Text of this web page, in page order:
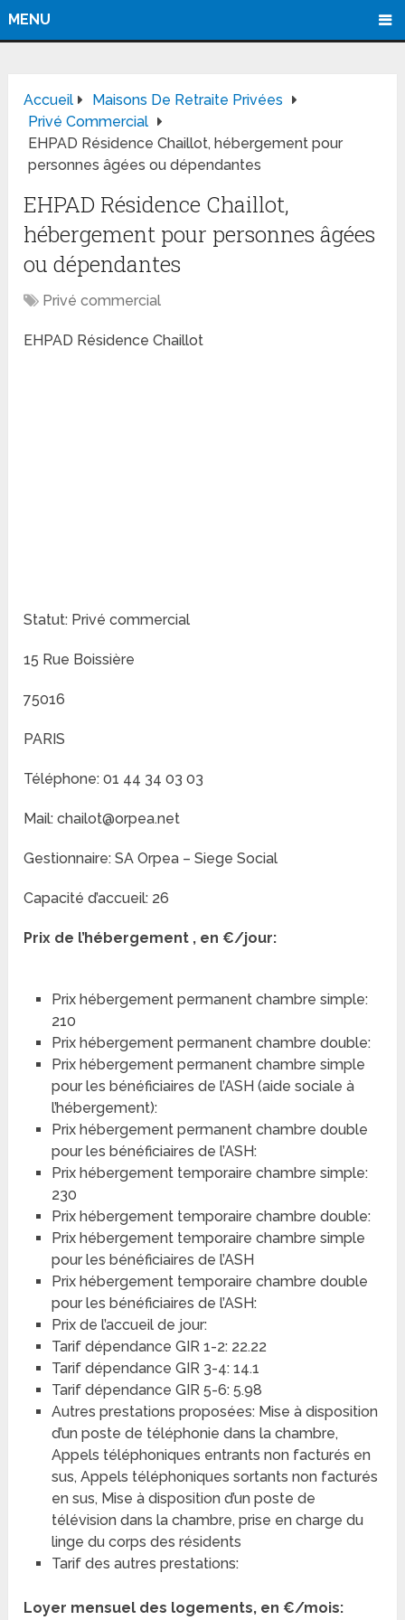
MENU
Accueil
Maisons De Retraite Privées
Privé Commercial
EHPAD Résidence Chaillot, hébergement pour
personnes âgées ou dépendantes
EHPAD Résidence Chaillot,
hébergement pour personnes âgées
ou dépendantes
Privé commercial
EHPAD Résidence Chaillot
Statut: Privé commercial
15 Rue Boissière
75016
PARIS
Téléphone: 01 44 34 03 03
Mail: chailot@orpea.net
Gestionnaire: SA Orpea – Siege Social
Capacité d’accueil: 26
Prix de l’hébergement , en €/jour:
Prix hébergement permanent chambre simple:
210
Prix hébergement permanent chambre double:
Prix hébergement permanent chambre simple
pour les bénéficiaires de l’ASH (aide sociale à
l’hébergement):
Prix hébergement permanent chambre double
pour les bénéficiaires de l’ASH:
Prix hébergement temporaire chambre simple:
230
Prix hébergement temporaire chambre double:
Prix hébergement temporaire chambre simple
pour les bénéficiaires de l’ASH
Prix hébergement temporaire chambre double
pour les bénéficiaires de l’ASH:
Prix de l’accueil de jour:
Tarif dépendance GIR 1-2: 22.22
Tarif dépendance GIR 3-4: 14.1
Tarif dépendance GIR 5-6: 5.98
Autres prestations proposées: Mise à disposition
d’un poste de téléphonie dans la chambre,
Appels téléphoniques entrants non facturés en
sus, Appels téléphoniques sortants non facturés
en sus, Mise à disposition d’un poste de
télévision dans la chambre, prise en charge du
linge du corps des résidents
Tarif des autres prestations:
Loyer mensuel des logements, en €/mois: